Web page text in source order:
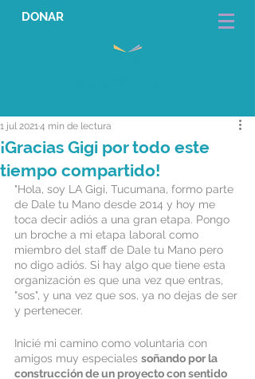
DONAR
¡Gracias Gigi por todo este
tiempo compartido!
1 jul 20214 min de lectura
"Hola, soy LA Gigi, Tucumana, formo parte
de Dale tu Mano desde 2014 y hoy me
toca decir adiós a una gran etapa. Pongo
un broche a mi etapa laboral como
miembro del staff de Dale tu Mano pero
no digo adiós. Si hay algo que tiene esta
organización es que una vez que entras,
"sos", y una vez que sos, ya no dejas de ser
y pertenecer.
Inicié mi camino como voluntaria con
amigos muy especiales soñando por la
construcción de un proyecto con sentido